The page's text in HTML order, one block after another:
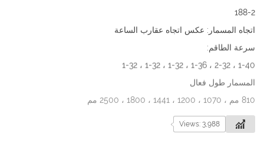
188-2
اتجاه المسمار: عكس اتجاه عقارب الساعة
سرعة الطاقم:
1-40 ، 2-32 ، 1-36 ، 1-32 ، 1-32 ، 1-32
المسمار طول فعال
810 مم ، 1070 ، 1200 ، 1441 ، 1800 ، 2500 مم
Views: 3,988